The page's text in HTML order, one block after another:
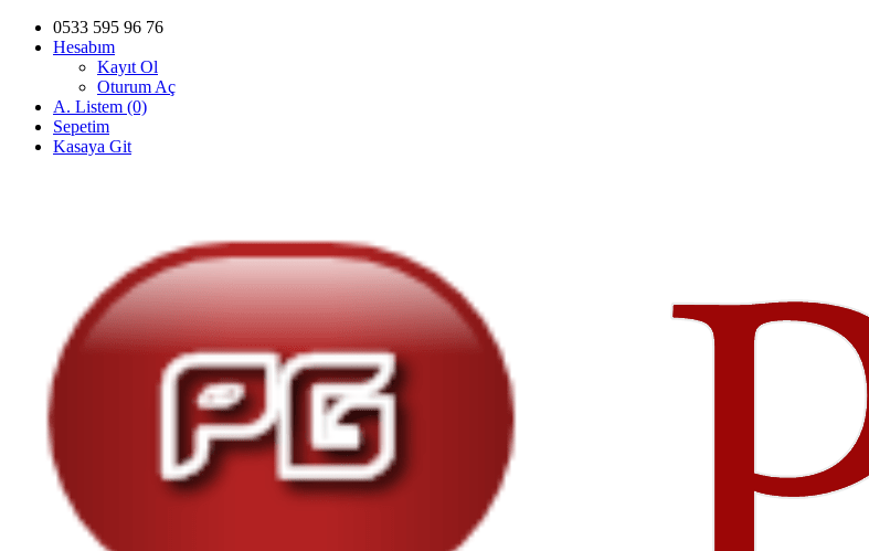
0533 595 96 76
Hesabım
Kayıt Ol
Oturum Aç
A. Listem (0)
Sepetim
Kasaya Git